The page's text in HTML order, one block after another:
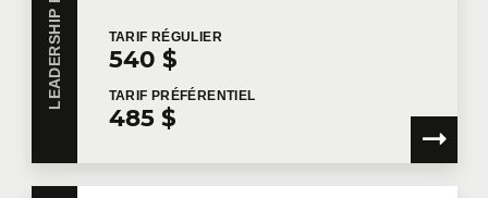
Nombre de participants
Formation
TARIF RÉGULIER
540 $
TARIF PRÉFÉRENTIEL
485 $